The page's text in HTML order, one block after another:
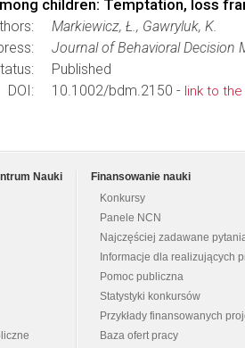
children: Temptation, loss
Markiewicz, Ł., Gawryluk, K.
Journal of Behavioral Decision
Published
DOI:
10.1002/bdm.2150 - link to
Nauki
Finansowanie nauki
Konkursy
Panele NCN
Najczęściej zadawane
Informacje dla realizujących
Pomoc publiczna
Statystyki konkursów
Przykłady finansowanych
Baza ofert pracy